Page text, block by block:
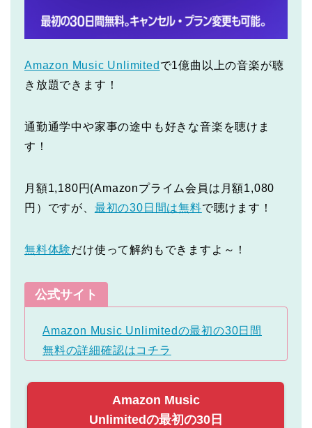
Amazon Music Unlimited で1億曲以上の音楽が聴
き放題できます！
通勤通学中や家事の途中も好きな音楽を聴けま
す！
月額1,180円(Amazonプライム会員は月額1,080
円）ですが、 最初の30日間は無料で聴けます！
無料体験だけ使って解約もできますよ～！
公式サイト
Amazon Music Unlimitedの最初の30日間
無料の詳細確認はコチラ
Amazon Music
Unlimitedの最初の30日